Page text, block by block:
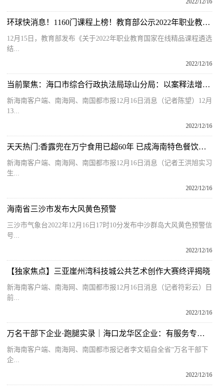
2022/12/16
环球快消息！1160门课程上榜！教育部公示2022年职业教育国家在线精品课程遴选结果名单
12月15日，教育部发布《关于2022年职业教育国家在线精品课程遴选
结...
2022/12/16
当前聚焦：海口市综合行政执法局琼山分局：以案释法增强能力建设 依法执政彰显干事担当
新海南客户端、南海网、南国都市报12月16日消息（记者陈望）12月
13...
2022/12/16
天天热门:香露兜在万宁食用已超60年 已成海南特色餐饮文化的一部分
新海南客户端、南海网、南国都市报12月16日消息（记者王洪旭实习
生...
2022/12/16
海南省三沙市发布大风黄色预警
三沙市气象台2022年12月16日17时10分发布中沙群岛大风黄色预警信
号...
2022/12/16
【独家焦点】三亚崖州湾科技城公共艺术创作大赛终评揭晓
新海南客户端、南海网、南国都市报12月16日消息（记者符彩云）日
前...
2022/12/16
万名干部下企业·跑腿实录｜海口龙华区企业：有服务专员帮忙，各种流程变简单了
新海南客户端、南海网、南国都市报记者李文韬自全省“万名干部下
企...
2022/12/16